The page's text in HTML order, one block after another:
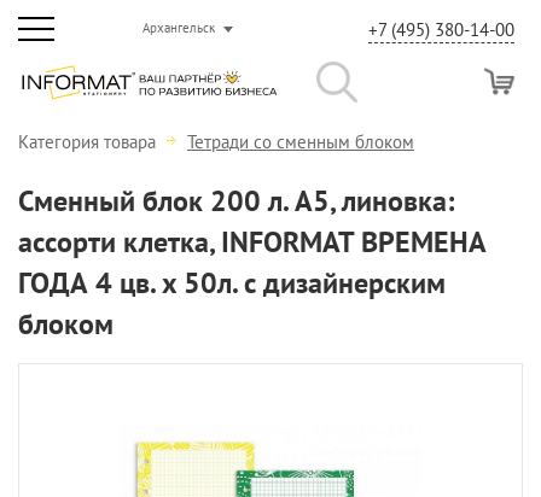
Архангельск +7 (495) 380-14-00
Категория товара Тетради со сменным блоком
Сменный блок 200 л. А5, линовка:
ассорти клетка, INFORMAT ВРЕМЕНА
ГОДА 4 цв. x 50л. с дизайнерским
блоком